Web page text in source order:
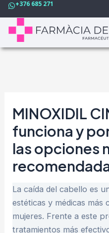
al
contenido
+376 685 271
MINOXIDIL
funciona y
las opciones
La caída del cabello es
estéticas y médicas más
mujeres. Frente a este
tratamientos más
Navegación
de
entradas